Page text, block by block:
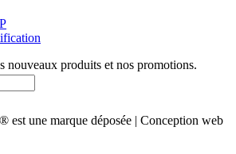
nouveaux produits et nos promotions.
une marque déposée | Conception web